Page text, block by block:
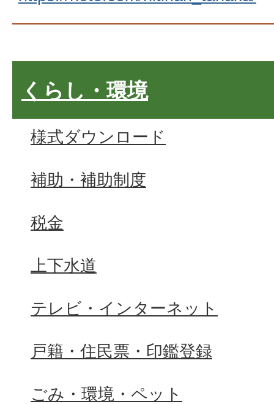
くらし・環境
様式ダウンロード
補助・補助制度
税金
上下水道
テレビ・インターネット
戸籍・住民票・印鑑登録
ごみ・環境・ペット